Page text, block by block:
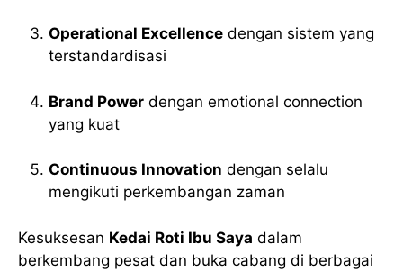
Operational Excellence dengan sistem yang
terstandardisasi
Brand Power dengan emotional connection
yang kuat
Continuous Innovation dengan selalu
mengikuti perkembangan zaman
Kesuksesan Kedai Roti Ibu Saya dalam
berkembang pesat dan buka cabang di berbagai